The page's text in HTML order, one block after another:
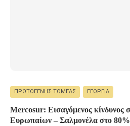
ΠΡΩΤΟΓΕΝΉΣ ΤΟΜΈΑΣ ΓΕΩΡΓΊΑ
Mercosur: Εισαγόμενος κίνδυνος
Ευρωπαίων – Σαλμονέλα στο